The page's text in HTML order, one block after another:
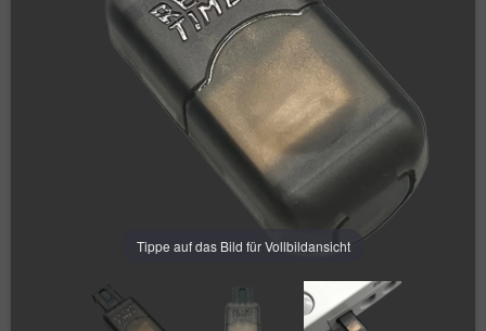
Tippe auf das Bild für Vollbildansicht